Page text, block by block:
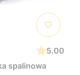
5.00
spalinowa